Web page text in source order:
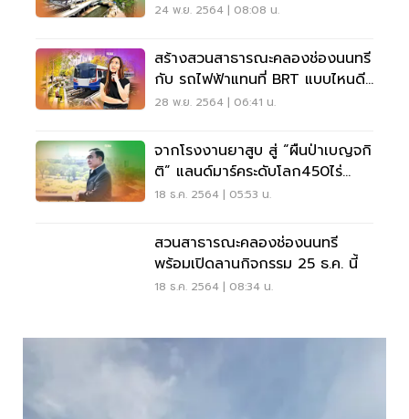
24 พ.ย. 2564 | 08:08 น.
สร้างสวนสาธารณะคลองช่องนนทรี
กับ รถไฟฟ้าแทนที่ BRT แบบไหนดี
กว่ากัน
28 พ.ย. 2564 | 06:41 น.
จากโรงงานยาสูบ สู่ “ผืนป่าเบญจกิ
ติ” แลนด์มาร์คระดับโลก450ไร่
กลางกรุง
18 ธ.ค. 2564 | 05:53 น.
สวนสาธารณะคลองช่องนนทรี
พร้อมเปิดลานกิจกรรม 25 ธ.ค. นี้
18 ธ.ค. 2564 | 08:34 น.